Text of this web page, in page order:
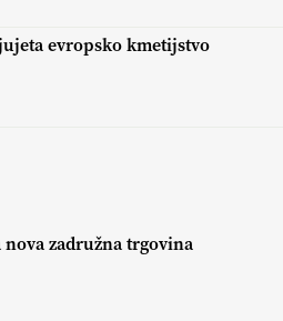
evropsko kmetijstvo
zadružna trgovina